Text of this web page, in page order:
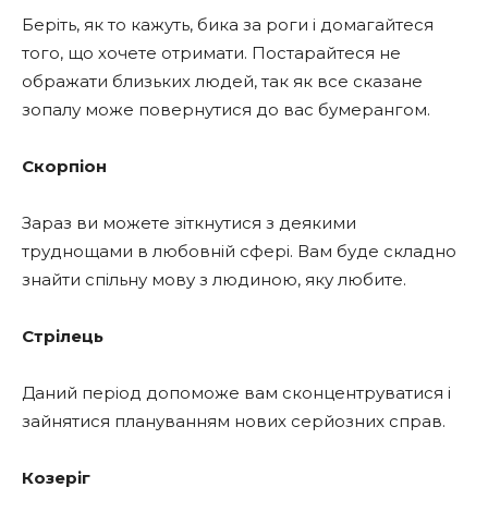
Беріть, як то кажуть, бика за роги і домагайтеся
того, що хочете отримати. Постарайтеся не
ображати близьких людей, так як все сказане
зопалу може повернутися до вас бумерангом.
Скорпіон
Зараз ви можете зіткнутися з деякими
труднощами в любовній сфері. Вам буде складно
знайти спільну мову з людиною, яку любите.
Стрілець
Даний період допоможе вам сконцентруватися і
зайнятися плануванням нових серйозних справ.
Козеріг